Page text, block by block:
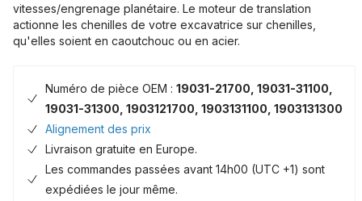
vitesses/engrenage planétaire. Le moteur de translation
actionne les chenilles de votre excavatrice sur chenilles,
qu'elles soient en caoutchouc ou en acier.
Numéro de pièce OEM : 19031-21700, 19031-31100,
19031-31300, 1903121700, 1903131100, 1903131300
Alignement des prix
Livraison gratuite en Europe.
Les commandes passées avant 14h00 (UTC +1) sont
expédiées le jour même.